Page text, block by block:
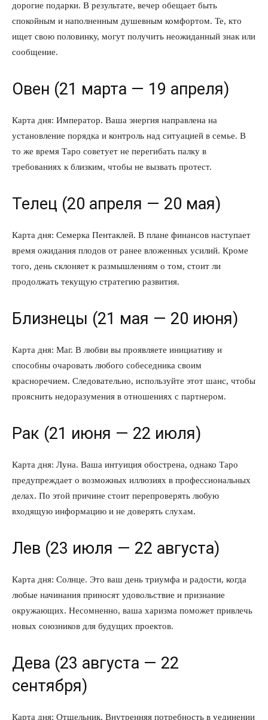
КавПолит
дорогие подарки. В результате, вечер обещает быть
спокойным и наполненным душевным комфортом. Те, кто
ищет свою половинку, могут получить неожиданный знак или
сообщение.
Овен (21 марта — 19 апреля)
Карта дня: Император. Ваша энергия направлена на
установление порядка и контроль над ситуацией в семье. В
то же время Таро советует не перегибать палку в
требованиях к близким, чтобы не вызвать протест.
Телец (20 апреля — 20 мая)
Карта дня: Семерка Пентаклей. В плане финансов наступает
время ожидания плодов от ранее вложенных усилий. Кроме
того, день склоняет к размышлениям о том, стоит ли
продолжать текущую стратегию развития.
Близнецы (21 мая — 20 июня)
Карта дня: Маг. В любви вы проявляете инициативу и
способны очаровать любого собеседника своим
красноречием. Следовательно, используйте этот шанс, чтобы
прояснить недоразумения в отношениях с партнером.
Рак (21 июня — 22 июля)
Карта дня: Луна. Ваша интуиция обострена, однако Таро
предупреждает о возможных иллюзиях в профессиональных
делах. По этой причине стоит перепроверять любую
входящую информацию и не доверять слухам.
Лев (23 июля — 22 августа)
Карта дня: Солнце. Это ваш день триумфа и радости, когда
любые начинания приносят удовольствие и признание
окружающих. Несомненно, ваша харизма поможет привлечь
новых союзников для будущих проектов.
Дева (23 августа — 22
сентября)
Карта дня: Отшельник. Внутренняя потребность в уединении